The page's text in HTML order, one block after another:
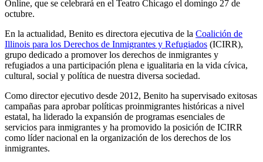
Online, que se celebrará en el Teatro Chicago el domingo 27 de
octubre.
En la actualidad, Benito es directora ejecutiva de la Coalición de
Illinois para los Derechos de Inmigrantes y Refugiados (ICIRR),
grupo dedicado a promover los derechos de inmigrantes y
refugiados a una participación plena e igualitaria en la vida cívica,
cultural, social y política de nuestra diversa sociedad.
Como director ejecutivo desde 2012, Benito ha supervisado exitosas
campañas para aprobar políticas proinmigrantes históricas a nivel
estatal, ha liderado la expansión de programas esenciales de
servicios para inmigrantes y ha promovido la posición de ICIRR
como líder nacional en la organización de los derechos de los
inmigrantes.